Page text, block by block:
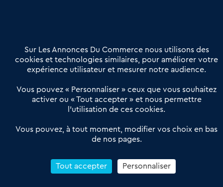
Offres Pro
Actualités
Qui sommes nous ?
Derniers articles
Réseau 3C : un partenaire national dédié aux transactions
Petitscommerces : Un partenariat au service du commerce de
proximité et des territoires
Reprendre un Restaurant Rapide
Sur Les Annonces Du Commerce nous utilisons des
cookies et technologies similaires, pour améliorer votre
expérience utilisateur et mesurer notre audience.
Vous pouvez « Personnaliser » ceux que vous souhaitez
activer ou « Tout accepter » et nous permettre
l’utilisation de ces cookies.
Vous pouvez, à tout moment, modifier vos choix en bas
de nos pages.
Tout accepter Personnaliser